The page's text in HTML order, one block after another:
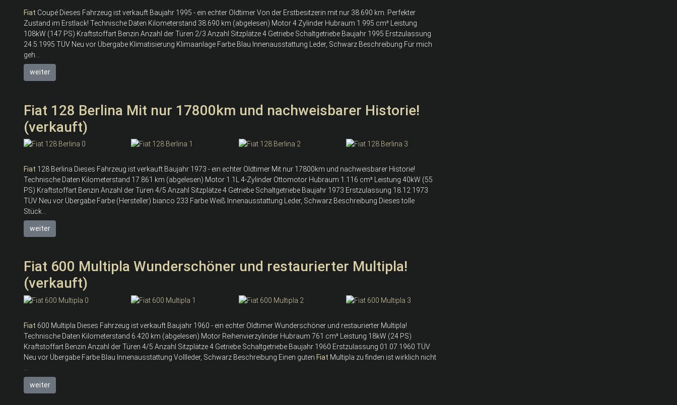
Fiat Coupé Dieses Fahrzeug ist verkauft Baujahr 1995 - ein echter Oldtimer Von der Erstbesitzerin mit nur 38.690 km. Perfekter
Zustand im Erstlack! Technische Daten Kilometerstand 38.690 km (abgelesen) Motor 4 Zylinder Hubraum 1.995 cm³ Leistung
108kW (147 PS) Kraftstoffart Benzin Anzahl der Türen 2/3 Anzahl Sitzplätze 4 Getriebe Schaltgetriebe Baujahr 1995 Erstzulassung
24.5.1995 TÜV Neu vor Übergabe Klimatisierung Klimaanlage Farbe Blau Innenausstattung Leder, Schwarz Beschreibung Für mich
geh...
weiter
Fiat 128 Berlina Mit nur 17800km und nachweisbarer Historie!
(verkauft)
Fiat 128 Berlina Dieses Fahrzeug ist verkauft Baujahr 1973 - ein echter Oldtimer Mit nur 17800km und nachweisbarer Historie!
Technische Daten Kilometerstand 17.861 km (abgelesen) Motor 1.1L 4-Zylinder Ottomotor Hubraum 1.116 cm³ Leistung 40kW (55
PS) Kraftstoffart Benzin Anzahl der Türen 4/5 Anzahl Sitzplätze 4 Getriebe Schaltgetriebe Baujahr 1973 Erstzulassung 18.12.1973
TÜV Neu vor Übergabe Farbe (Hersteller) bianco 233 Farbe Weiß Innenausstattung Leder, Schwarz Beschreibung Dieses tolle
Stück...
weiter
Fiat 600 Multipla Wunderschöner und restaurierter Multipla!
(verkauft)
Fiat 600 Multipla Dieses Fahrzeug ist verkauft Baujahr 1960 - ein echter Oldtimer Wunderschöner und restaurierter Multipla!
Technische Daten Kilometerstand 6.420 km (abgelesen) Motor Reihenvierzylinder Hubraum 761 cm³ Leistung 18kW (24 PS)
Kraftstoffart Benzin Anzahl der Türen 4/5 Anzahl Sitzplätze 4 Getriebe Schaltgetriebe Baujahr 1960 Erstzulassung 01.07.1960 TÜV
Neu vor Übergabe Farbe Blau Innenausstattung Vollleder, Schwarz Beschreibung Einen guten Fiat Multipla zu finden ist wirklich nicht
weiter